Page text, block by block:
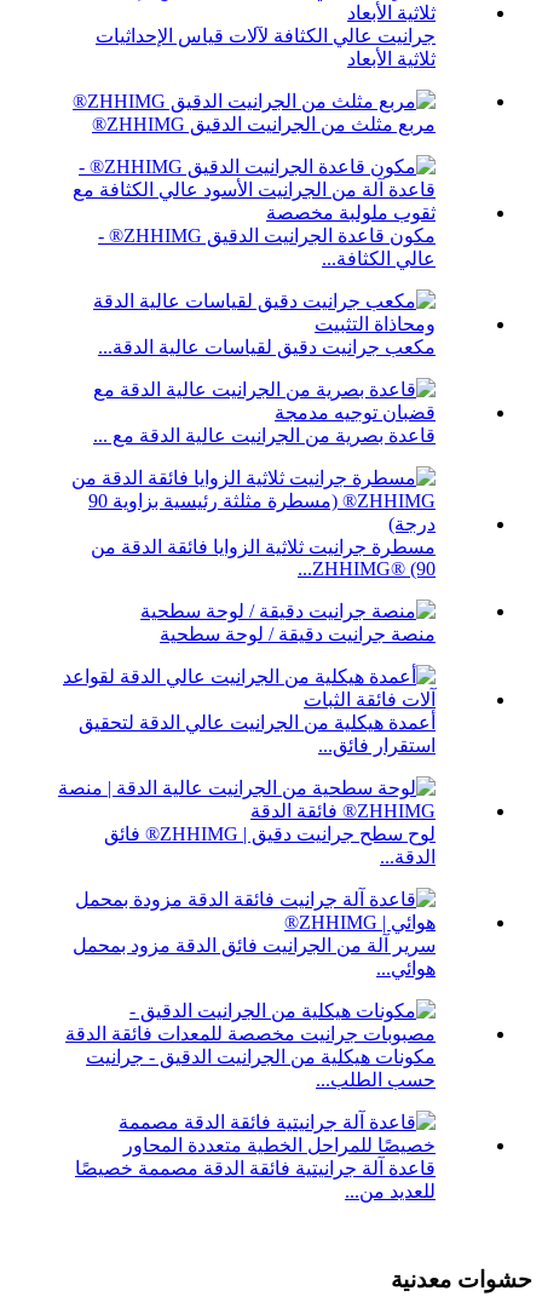
جرانيت عالي الكثافة لآلات قياس الإحداثيات
ثلاثية الأبعاد
مربع مثلث من الجرانيت الدقيق ZHHIMG®
مكون قاعدة الجرانيت الدقيق ZHHIMG® -
عالي الكثافة...
مكعب جرانيت دقيق لقياسات عالية الدقة...
قاعدة بصرية من الجرانيت عالية الدقة مع ...
مسطرة جرانيت ثلاثية الزوايا فائقة الدقة من
ZHHIMG® (90...
منصة جرانيت دقيقة / لوحة سطحية
أعمدة هيكلية من الجرانيت عالي الدقة لتحقيق
استقرار فائق...
لوح سطح جرانيت دقيق | ZHHIMG® فائق
الدقة...
سرير آلة من الجرانيت فائق الدقة مزود بمحمل
هوائي...
مكونات هيكلية من الجرانيت الدقيق - جرانيت
حسب الطلب...
قاعدة آلة جرانيتية فائقة الدقة مصممة خصيصًا
للعديد من...
حشوات معدنية